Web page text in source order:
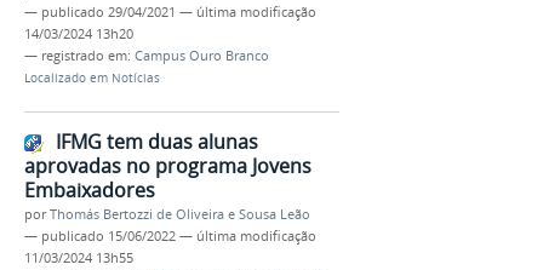
— publicado 29/04/2021 — última modificação
14/03/2024 13h20
— registrado em: Campus Ouro Branco
Localizado em Notícias
IFMG tem duas alunas
aprovadas no programa Jovens
Embaixadores
porThomás Bertozzi de Oliveira e Sousa Leão
— publicado 15/06/2022 — última modificação
11/03/2024 13h55